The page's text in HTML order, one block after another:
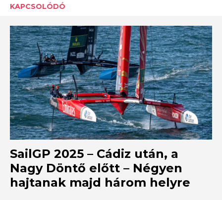
KAPCSOLÓDÓ
SailGP 2025 – Cádiz után, a
Nagy Döntő előtt – Négyen
hajtanak majd három helyre